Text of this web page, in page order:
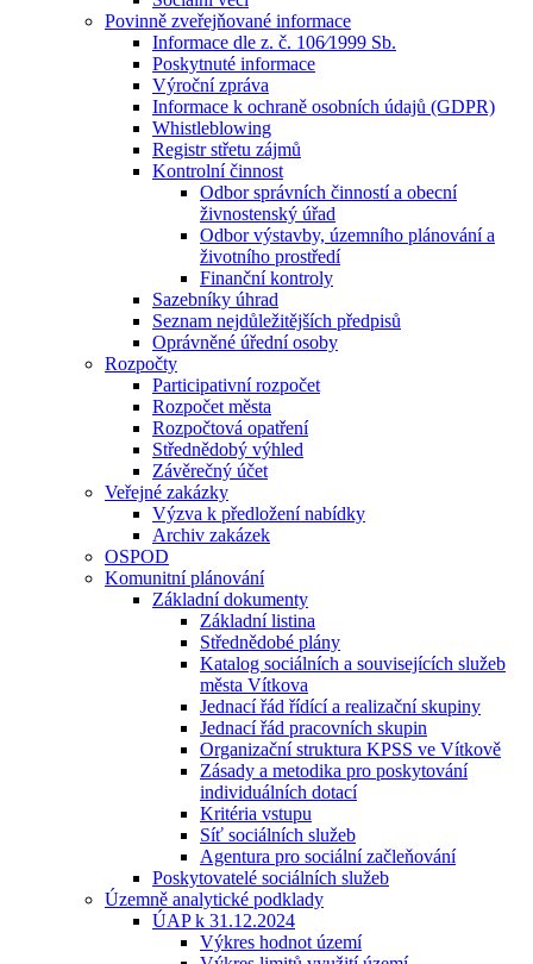
Povinně zveřejňované informace
Informace dle z. č. 106⁄1999 Sb.
Poskytnuté informace
Výroční zpráva
Informace k ochraně osobních údajů (GDPR)
Whistleblowing
Registr střetu zájmů
Kontrolní činnost
Odbor správních činností a obecní
živnostenský úřad
Odbor výstavby, územního plánování a
životního prostředí
Finanční kontroly
Sazebníky úhrad
Seznam nejdůležitějších předpisů
Oprávněné úřední osoby
Rozpočty
Participativní rozpočet
Rozpočet města
Rozpočtová opatření
Střednědobý výhled
Závěrečný účet
Veřejné zakázky
Výzva k předložení nabídky
Archiv zakázek
OSPOD
Komunitní plánování
Základní dokumenty
Základní listina
Střednědobé plány
Katalog sociálních a souvisejících služeb
města Vítkova
Jednací řád řídící a realizační skupiny
Jednací řád pracovních skupin
Organizační struktura KPSS ve Vítkově
Zásady a metodika pro poskytování
individuálních dotací
Kritéria vstupu
Síť sociálních služeb
Agentura pro sociální začleňování
Poskytovatelé sociálních služeb
Územně analytické podklady
ÚAP k 31.12.2024
Výkres hodnot území